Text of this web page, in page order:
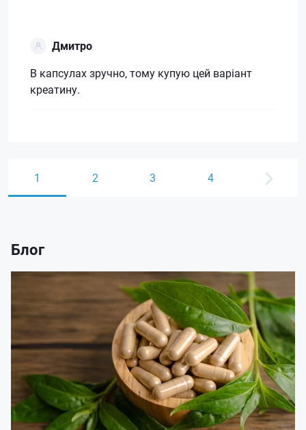
Дмитро
В капсулах зручно, тому купую цей варіант
креатину.
1 2 3 4
Блог